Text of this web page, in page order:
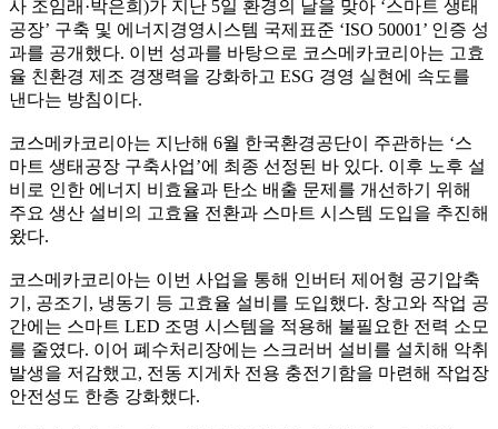
사 조임래·박은희)가 지난 5일 환경의 날을 맞아 ‘스마트 생태
공장’ 구축 및 에너지경영시스템 국제표준 ‘ISO 50001’ 인증 성
과를 공개했다. 이번 성과를 바탕으로 코스메카코리아는 고효
율 친환경 제조 경쟁력을 강화하고 ESG 경영 실현에 속도를
낸다는 방침이다.
코스메카코리아는 지난해 6월 한국환경공단이 주관하는 ‘스
마트 생태공장 구축사업’에 최종 선정된 바 있다. 이후 노후 설
비로 인한 에너지 비효율과 탄소 배출 문제를 개선하기 위해
주요 생산 설비의 고효율 전환과 스마트 시스템 도입을 추진해
왔다.
코스메카코리아는 이번 사업을 통해 인버터 제어형 공기압축
기, 공조기, 냉동기 등 고효율 설비를 도입했다. 창고와 작업 공
간에는 스마트 LED 조명 시스템을 적용해 불필요한 전력 소모
를 줄였다. 이어 폐수처리장에는 스크러버 설비를 설치해 악취
발생을 저감했고, 전동 지게차 전용 충전기함을 마련해 작업장
안전성도 한층 강화했다.